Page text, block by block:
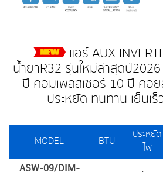
แอร์ AUX
น้ำยาR32 รุ่นใหม่ล่าสุดปี2026
ปี คอมเพลสเซอร์ 10 ปี คอ
ประหยัด ทนทาน เย็นเ
MODEL BTU
ประหยัด
ไฟ
ASW-09/DIM-